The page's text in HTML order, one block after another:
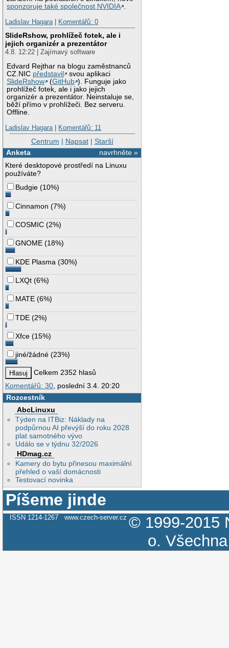
sponzoruje také společnost NVIDIA .
Ladislav Hagara| Komentářů: 0
SlideRshow, prohlížeč fotek, ale i
jejich organizér a prezentátor
4.8. 12:22 | Zajímavý software
Edvard Rejthar na blogu zaměstnanců
CZ.NIC představil
svou aplikaci
SlideRshow
(GitHub ). Funguje jako
prohlížeč fotek, ale i jako jejich
organizér a prezentátor. Neinstaluje se,
běží přímo v prohlížeči. Bez serveru.
Offline.
Ladislav Hagara| Komentářů: 11
Centrum | Napsat| Starší
navrhněte »
Anketa
Které desktopové prostředí na Linuxu
používáte?
Budgie (10%)
Cinnamon (7%)
COSMIC (2%)
GNOME (18%)
KDE Plasma (30%)
LXQt (6%)
MATE (6%)
TDE (2%)
Xfce (15%)
jiné/žádné (23%)
Celkem 2352 hlasů
Komentářů: 30 , poslední 3.4. 20:20
Rozcestník
AbcLinuxu
Týden na ITBiz: Náklady na
podpůrnou AI převýší do roku 2028
plat samotného vývo
Událo se v týdnu 32/2026
HDmag.cz
Kamery do bytu přinesou maximální
přehled o vaší domácnosti
Testovací novinka
Píšeme jinde
ISSN 1214-1267 www.czech-server.cz © 1999-2015
o.